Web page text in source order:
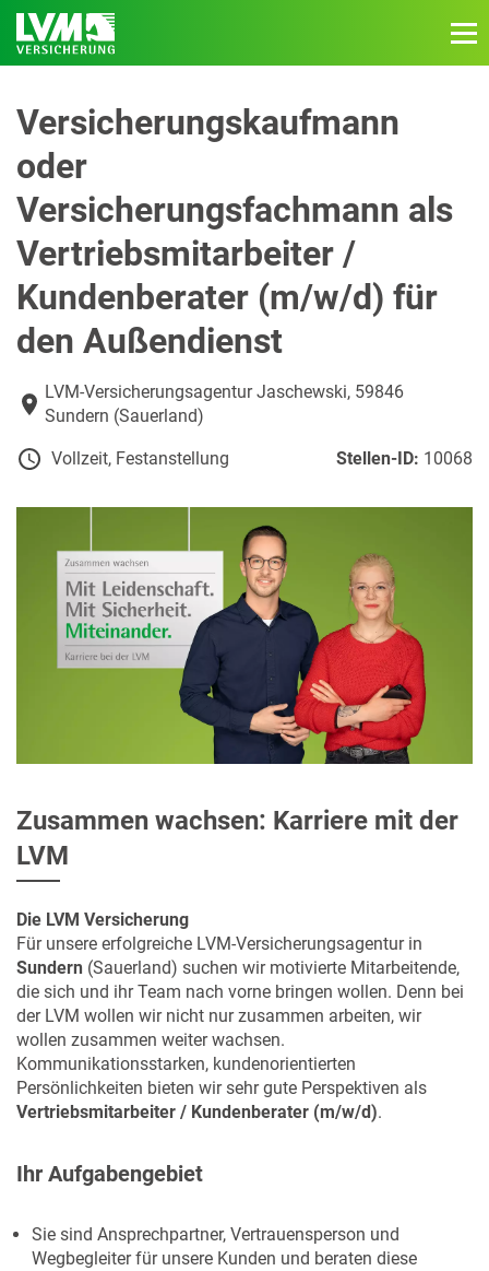
Versicherungskaufmann
oder
Versicherungsfachmann als
Vertriebsmitarbeiter /
Kundenberater (m/w/d) für
den Außendienst
LVM-Versicherungsagentur Jaschewski, 59846
Sundern (Sauerland)
Vollzeit, Festanstellung Stellen-ID: 10068
Zusammen wachsen: Karriere mit der
LVM
Die LVM Versicherung
Für unsere erfolgreiche LVM-Versicherungsagentur in
Sundern (Sauerland) suchen wir motivierte Mitarbeitende,
die sich und ihr Team nach vorne bringen wollen. Denn bei
der LVM wollen wir nicht nur zusammen arbeiten, wir
wollen zusammen weiter wachsen.
Kommunikationsstarken, kundenorientierten
Persönlichkeiten bieten wir sehr gute Perspektiven als
Vertriebsmitarbeiter / Kundenberater (m/w/d).
Ihr Aufgabengebiet
Sie sind Ansprechpartner, Vertrauensperson und
Wegbegleiter für unsere Kunden und beraten diese